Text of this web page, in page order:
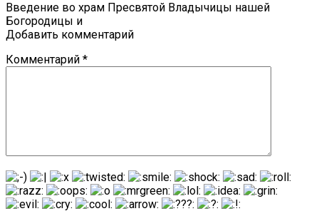
Введение во храм Пресвятой Владычицы нашей
Богородицы и
Добавить комментарий
Комментарий *